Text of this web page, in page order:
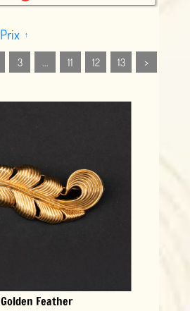
Prix
3 11 12 13 >
Golden Feather